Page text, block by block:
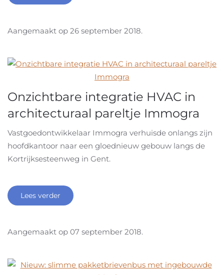
Aangemaakt op 26 september 2018.
Onzichtbare integratie HVAC in
architecturaal pareltje Immogra
Vastgoedontwikkelaar Immogra verhuisde onlangs zijn
hoofdkantoor naar een gloednieuw gebouw langs de
Kortrijksesteenweg in Gent.
Lees verder
Aangemaakt op 07 september 2018.